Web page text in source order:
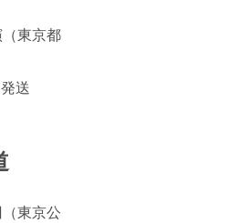
東京都
送
東京公